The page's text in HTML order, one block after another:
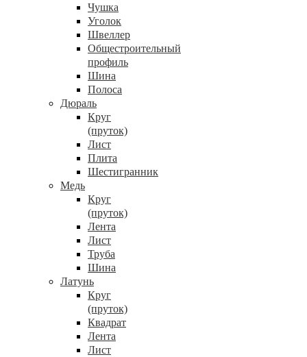
Чушка
Уголок
Швеллер
Общестроительный
профиль
Шина
Полоса
Дюраль
Круг
(пруток)
Лист
Плита
Шестигранник
Медь
Круг
(пруток)
Лента
Лист
Труба
Шина
Латунь
Круг
(пруток)
Квадрат
Лента
Лист